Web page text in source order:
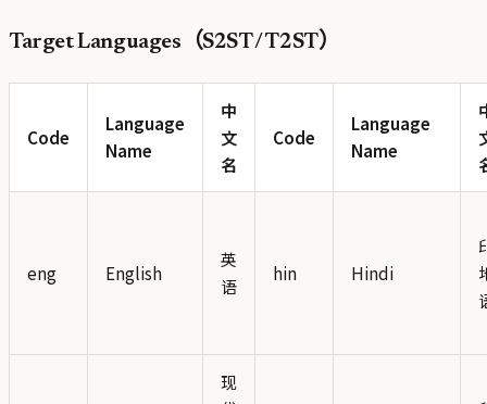
Target Languages（S2ST / T2ST）
Code
Language
Name
中
文
名
Code
Language
Name
eng English
英
语
hin Hindi
现